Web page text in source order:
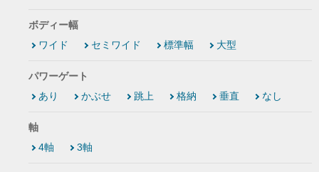
ボディー幅
ワイド
セミワイド 標準幅 大型
パワーゲート
あり
かぶせ 跳上 格納 垂直 なし
軸
4軸
3軸